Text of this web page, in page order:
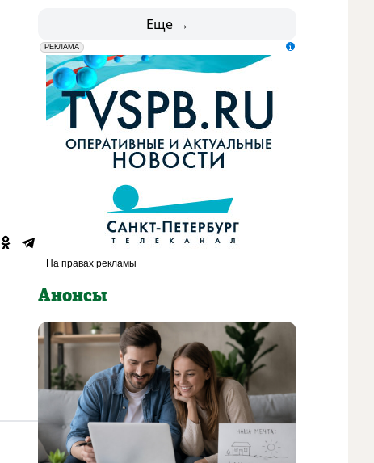
Еще →
erid: LdtCK5udn
РЕКЛАМА
АО "ГАТР", ИНН: 7841320717
Анонсы